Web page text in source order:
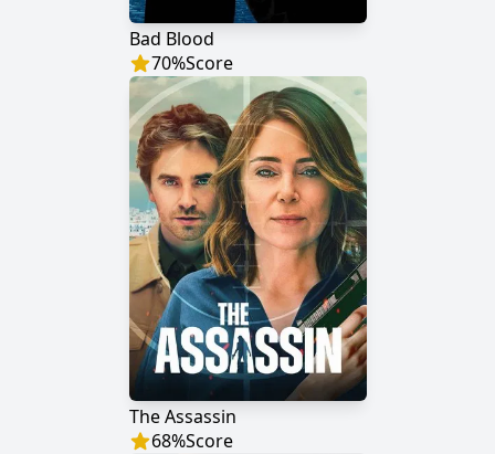
Bad Blood
70%Score
The Assassin
68%Score